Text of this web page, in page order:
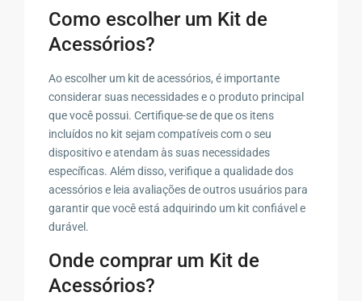
Como escolher um Kit de
Acessórios?
Ao escolher um kit de acessórios, é importante
considerar suas necessidades e o produto principal
que você possui. Certifique-se de que os itens
incluídos no kit sejam compatíveis com o seu
dispositivo e atendam às suas necessidades
específicas. Além disso, verifique a qualidade dos
acessórios e leia avaliações de outros usuários para
garantir que você está adquirindo um kit confiável e
durável.
Onde comprar um Kit de
Acessórios?